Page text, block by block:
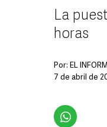
La
horas
Por: EL
7 de abril de